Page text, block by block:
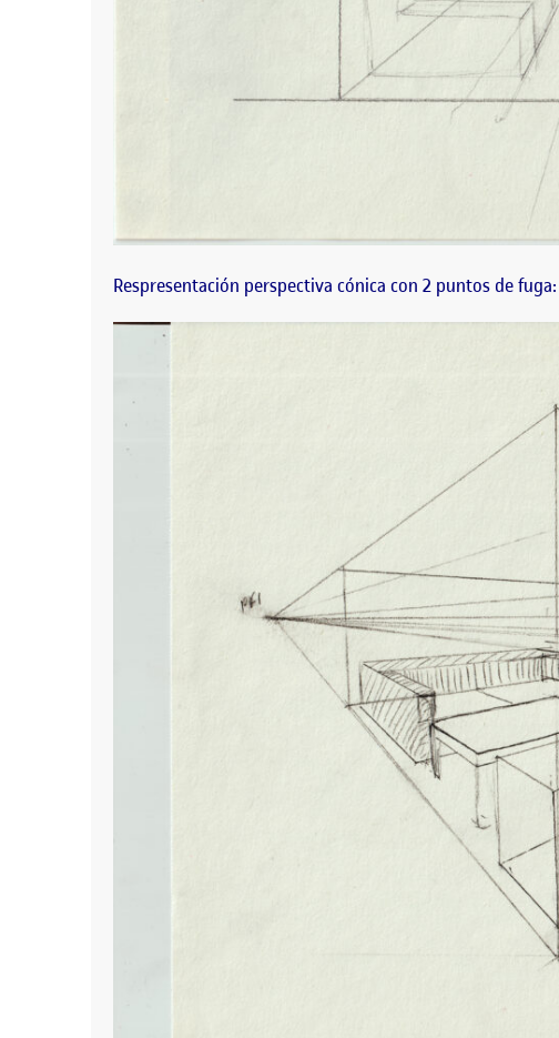
Respresentación perspectiva cónica con 2 puntos de fuga: